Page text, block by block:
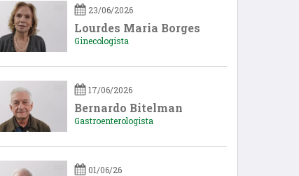
23/06/2026
Lourdes Maria Borges
Ginecologista
17/06/2026
Bernardo Bitelman
Gastroenterologista
01/06/26